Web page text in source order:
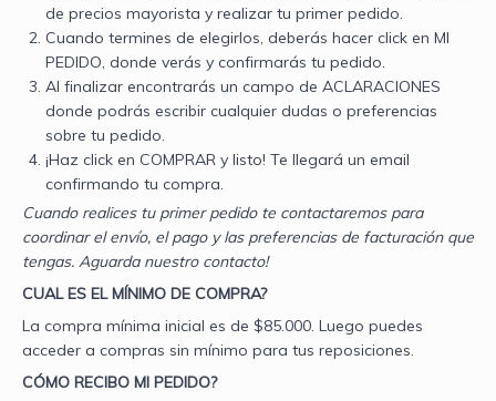
de precios mayorista y realizar tu primer pedido.
Cuando termines de elegirlos, deberás hacer click en MI
PEDIDO, donde verás y confirmarás tu pedido.
Al finalizar encontrarás un campo de ACLARACIONES
donde podrás escribir cualquier dudas o preferencias
sobre tu pedido.
¡Haz click en COMPRAR y listo! Te llegará un email
confirmando tu compra.
Cuando realices tu primer pedido te contactaremos para
coordinar el envío, el pago y las preferencias de facturación que
tengas. Aguarda nuestro contacto!
CUAL ES EL MÍNIMO DE COMPRA?
La compra mínima inicial es de $85.000. Luego puedes
acceder a compras sin mínimo para tus reposiciones.
CÓMO RECIBO MI PEDIDO?